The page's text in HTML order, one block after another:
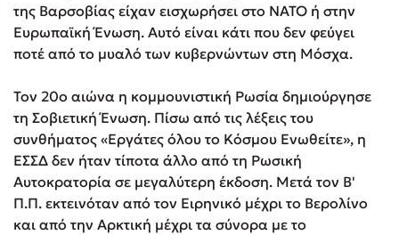
της Βαρσοβίας είχαν εισχωρήσει στο ΝΑΤΟ ή στην
Ευρωπαϊκή Ένωση. Αυτό είναι κάτι που δεν φεύγει
ποτέ από το μυαλό των κυβερνώντων στη Μόσχα.
Τον 20o αιώνα η κομμουνιστική Ρωσία δημιούργησε
τη Σοβιετική Ένωση. Πίσω από τις λέξεις του
συνθήματος «Εργάτες όλου το Κόσμου Ενωθείτε», η
ΕΣΣΔ δεν ήταν τίποτα άλλο από τη Ρωσική
Αυτοκρατορία σε μεγαλύτερη έκδοση. Μετά τον Β'
Π.Π. εκτεινόταν από τον Ειρηνικό μέχρι το Βερολίνο
και από την Αρκτική μέχρι τα σύνορα με το